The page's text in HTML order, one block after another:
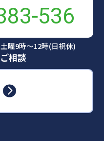
536
曜9時～12時(日祝休)
相談